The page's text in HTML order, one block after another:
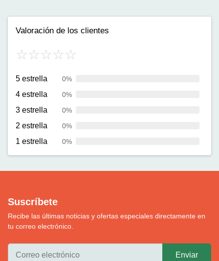
Valoración de los clientes
5 estrella 0%
4 estrella 0%
3 estrella 0%
2 estrella 0%
1 estrella 0%
Suscríbete
Recibe las últimas noticias y ofertas especiales directamente en
tu correo electrónico.